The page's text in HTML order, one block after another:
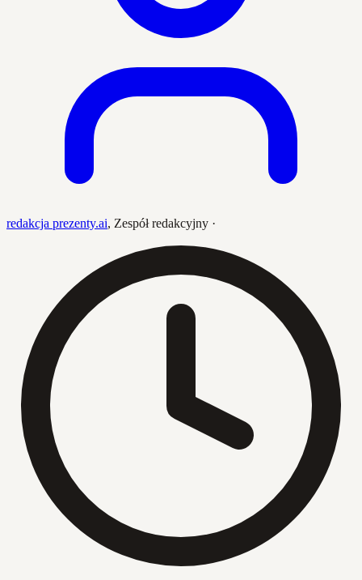
redakcja prezenty.ai, Zespół redakcyjny ·